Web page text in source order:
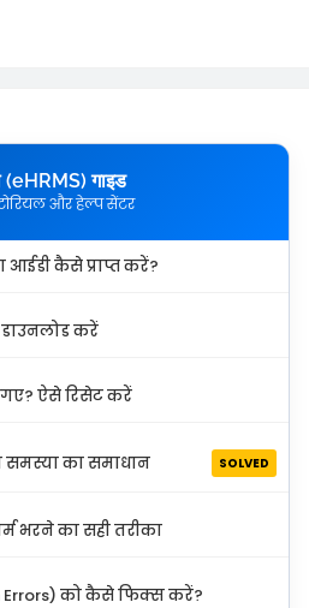
(eHRMS) गाइड
और हेल्प सेंटर
आईडी कैसे प्राप्त करें?
करें
गए? ऐसे रिसेट करें
समस्या का समाधान SOLVED
भरने का सही तरीका
Errors) को कैसे फिक्स करें?